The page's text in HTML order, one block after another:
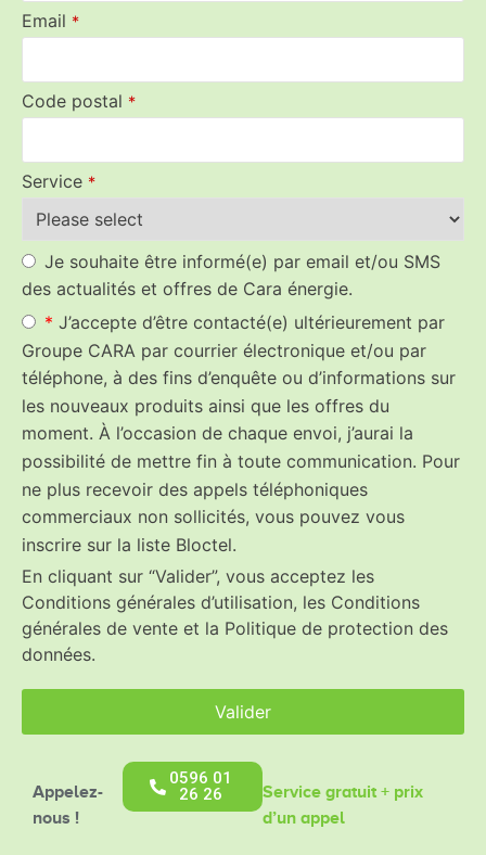
Email *
Code postal *
Service *
Je souhaite être informé(e) par email et/ou SMS
des actualités et offres de Cara énergie.
* J’accepte d’être contacté(e) ultérieurement par
Groupe CARA par courrier électronique et/ou par
téléphone, à des fins d’enquête ou d’informations sur
les nouveaux produits ainsi que les offres du
moment. À l’occasion de chaque envoi, j’aurai la
possibilité de mettre fin à toute communication. Pour
ne plus recevoir des appels téléphoniques
commerciaux non sollicités, vous pouvez vous
inscrire sur la liste Bloctel.
En cliquant sur “Valider”, vous acceptez les
Conditions générales d’utilisation, les Conditions
générales de vente et la Politique de protection des
données.
Valider
field
should
Appelez-
nous !
0596 01
26 26
Service gratuit + prix
d’un appel